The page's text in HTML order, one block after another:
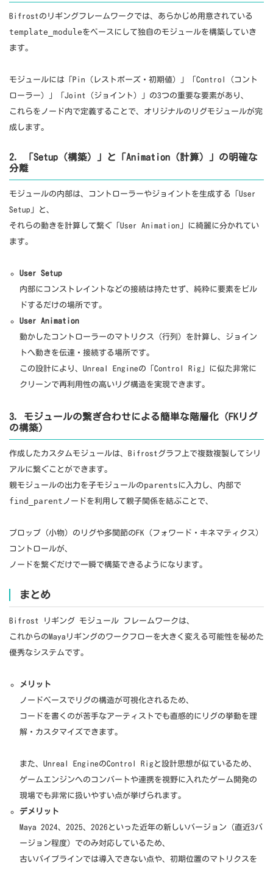
Bifrostのリギングフレームワークでは、あらかじめ用意されている
template_moduleをベースにして独自のモジュールを構築していき
ます。
モジュールには「Pin（レストポーズ・初期値）」「Control（コント
ローラー）」「Joint（ジョイント）」の3つの重要な要素があり、
これらをノード内で定義することで、オリジナルのリグモジュールが完
成します。
2. 「Setup（構築）」と「Animation（計算）」の明確な
分離
モジュールの内部は、コントローラーやジョイントを生成する「User
Setup」と、
それらの動きを計算して繋ぐ「User Animation」に綺麗に分かれてい
ます。
User Setup
内部にコンストレイントなどの接続は持たせず、純粋に要素をビル
ドするだけの場所です。
User Animation
動かしたコントローラーのマトリクス（行列）を計算し、ジョイン
トへ動きを伝達・接続する場所です。
この設計により、Unreal Engineの「Control Rig」に似た非常に
クリーンで再利用性の高いリグ構造を実現できます。
3. モジュールの繋ぎ合わせによる簡単な階層化（FKリグ
の構築）
作成したカスタムモジュールは、Bifrostグラフ上で複数複製してシリ
アルに繋ぐことができます。
親モジュールの出力を子モジュールのparentsに入力し、内部で
find_parent ノードを利用して親子関係を結ぶことで、
プロップ（小物）のリグや多関節のFK（フォワード・キネマティクス）
コントロールが、
ノードを繋ぐだけで一瞬で構築できるようになります。
まとめ
Bifrost リギング モジュール フレームワークは、
これからのMayaリギングのワークフローを大きく変える可能性を秘めた
優秀なシステムです。
メリット
ノードベースでリグの構造が可視化されるため、
コードを書くのが苦手なアーティストでも直感的にリグの挙動を理
解・カスタマイズできます。
また、Unreal EngineのControl Rigと設計思想が似ているため、
ゲームエンジンへのコンバートや連携を視野に入れたゲーム開発の
現場でも非常に扱いやすい点が挙げられます。
デメリット
Maya 2024、2025、2026といった近年の新しいバージョン（直近3バ
ージョン程度）でのみ対応しているため、
古いパイプラインでは導入できない点や、初期位置のマトリクスを